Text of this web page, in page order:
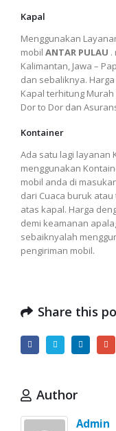
Kapal
Menggunakan
mobil ANTAR PULAU .
Kalimantan, Jawa –
dan sebaliknya.
Kapal terhitung
Dor to Dor dan
Kontainer
Ada satu lagi layanan
menggunakan
mobil anda di
dari Cuaca buruk
atas kapal. Harga
demi keamanan
sebaiknyalah
pengiriman mobil.
Share this
Author
Admin